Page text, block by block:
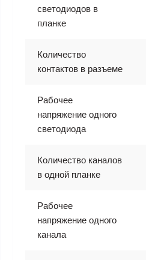
светодиодов в
планке
Количество
контактов в разъеме
Рабочее
напряжение одного
светодиода
Количество каналов
в одной планке
Рабочее
напряжение одного
канала